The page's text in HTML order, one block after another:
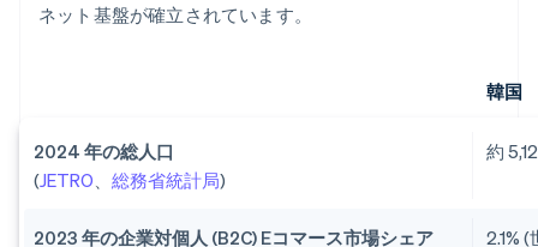
ネット基盤が確立されています。
韓国
2024 年の総人口
(JETRO、 総務省統計局)
約
2023 年の企業対個人 (B2C) Eコマース市場シェア
2.1%